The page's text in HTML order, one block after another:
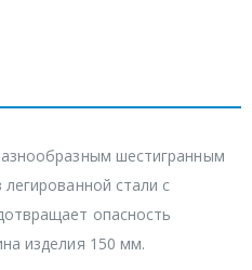
шестигранным
стали с
опасность
изделия 150 мм.